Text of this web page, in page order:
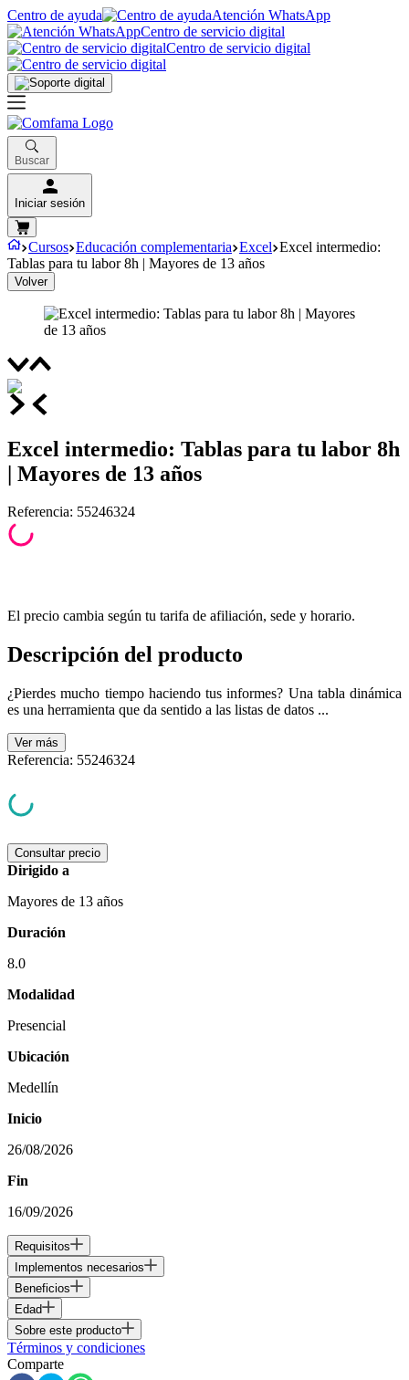
Centro de ayuda
Atención WhatsApp
Centro de servicio digital
Centro de servicio digital
Buscar
Iniciar sesión
Cursos Educación complementaria Excel Excel intermedio:
Tablas para tu labor 8h | Mayores de 13 años
Volver
Excel intermedio: Tablas para tu labor 8h
| Mayores de 13 años
Referencia: 55246324
El precio cambia según tu tarifa de afiliación, sede y horario.
Descripción del producto
¿Pierdes mucho tiempo haciendo tus informes? Una tabla dinámica
es una herramienta que da sentido a las listas de datos ...
Ver más
Referencia: 55246324
Consultar precio
Dirigido a
Mayores de 13 años
Duración
8.0
Modalidad
Presencial
Ubicación
Medellín
Inicio
26/08/2026
Fin
16/09/2026
Requisitos
Implementos necesarios
Beneficios
Edad
Sobre este producto
Términos y condiciones
Comparte